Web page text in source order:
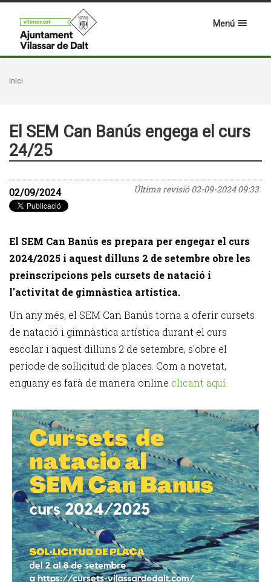
Menú
Inici
El SEM Can Banús engega el curs
24/25
Última revisió02-09-2024 09:33
02/09/2024
El SEM Can Banús es prepara per engegar el curs
2024/2025 i aquest dilluns 2 de setembre obre les
preinscripcions pels cursets de natació i
l'activitat de gimnàstica artística.
Un any més, el SEM Can Banús torna a oferir cursets
de natació i gimnàstica artística durant el curs
escolar i aquest dilluns 2 de setembre, s'obre el
període de sol·licitud de places. Com a novetat,
enguany es farà de manera online clicant aquí.